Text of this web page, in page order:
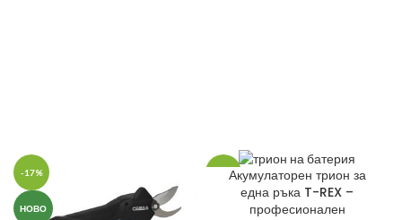
-17%
НОВО
-7%Акумулаторен трион за
една ръка T-REX –
професионален